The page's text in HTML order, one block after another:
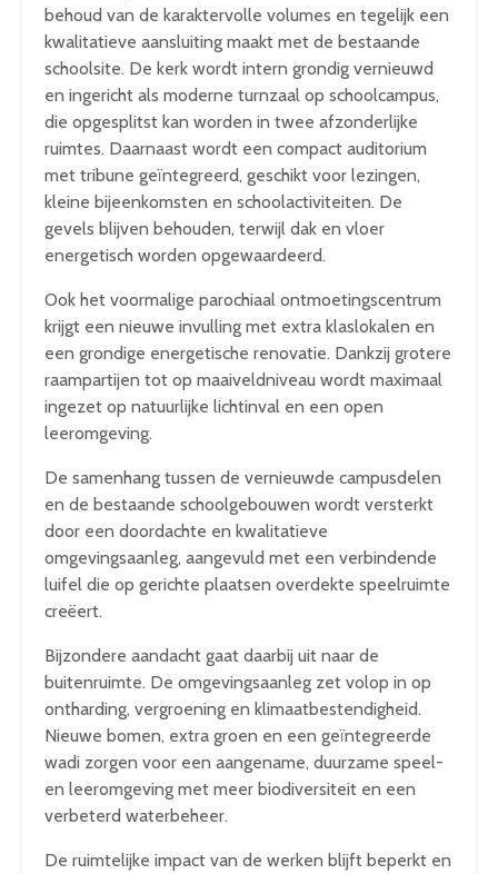
behoud van de karaktervolle volumes en tegelijk een
kwalitatieve aansluiting maakt met de bestaande
schoolsite. De kerk wordt intern grondig vernieuwd
en ingericht als moderne turnzaal op schoolcampus,
die opgesplitst kan worden in twee afzonderlijke
ruimtes. Daarnaast wordt een compact auditorium
met tribune geïntegreerd, geschikt voor lezingen,
kleine bijeenkomsten en schoolactiviteiten. De
gevels blijven behouden, terwijl dak en vloer
energetisch worden opgewaardeerd.
Ook het voormalige parochiaal ontmoetingscentrum
krijgt een nieuwe invulling met extra klaslokalen en
een grondige energetische renovatie. Dankzij grotere
raampartijen tot op maaiveldniveau wordt maximaal
ingezet op natuurlijke lichtinval en een open
leeromgeving.
De samenhang tussen de vernieuwde campusdelen
en de bestaande schoolgebouwen wordt versterkt
door een doordachte en kwalitatieve
omgevingsaanleg, aangevuld met een verbindende
luifel die op gerichte plaatsen overdekte speelruimte
creëert.
Bijzondere aandacht gaat daarbij uit naar de
buitenruimte. De omgevingsaanleg zet volop in op
ontharding, vergroening en klimaatbestendigheid.
Nieuwe bomen, extra groen en een geïntegreerde
wadi zorgen voor een aangename, duurzame speel-
en leeromgeving met meer biodiversiteit en een
verbeterd waterbeheer.
De ruimtelijke impact van de werken blijft beperkt en